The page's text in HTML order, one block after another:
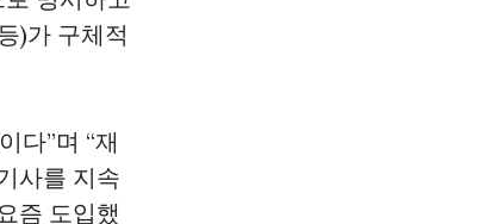
)가 구체적
다”며 “재
사를 지속
즘 도입했